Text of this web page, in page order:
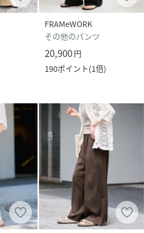
FRAMeWORK
その他のパンツ
20,900円
190ポイント(1倍)